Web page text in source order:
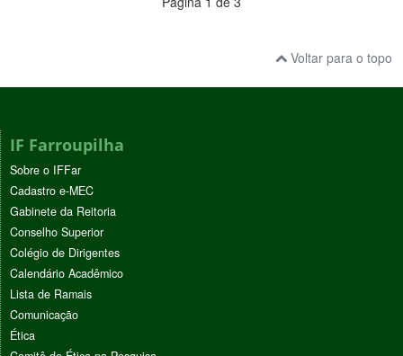
Voltar para o topo
IF Farroupilha
Sobre o IFFar
Cadastro e-MEC
Gabinete da Reitoria
Conselho Superior
Colégio de Dirigentes
Calendário Acadêmico
Lista de Ramais
Comunicação
Ética